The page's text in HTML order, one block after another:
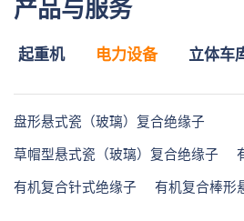
产品与服务
起重机 电力设备 立体车
盘形悬式瓷（玻璃）复合绝缘子
草帽型悬式瓷（玻璃）复合绝缘子
有机复合针式绝缘子 有机复合棒形